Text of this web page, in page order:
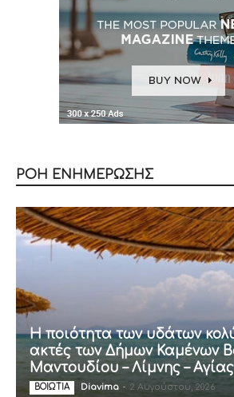
ΡΟΗ ΕΝΗΜΕΡΩΣΗΣ
Η ποιότητα των υδάτων
ακτές των Δήμων Καμένων
Μαντουδίου – Λίμνης –
ΒΟΙΩΤΙΑ Diavima - 2 Αυγούστου, 2026